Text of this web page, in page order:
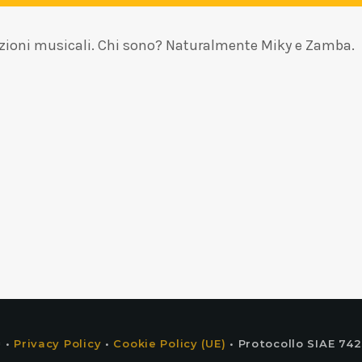
musicali. Chi sono? Naturalmente Miky e Zamba.
Privacy Policy • Cookie Policy (UE) • Protocollo SIAE